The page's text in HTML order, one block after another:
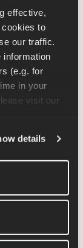
effective,
to
our traffic.
information
(e.g. for
in your
details
excessivo.
pequenas
de crédito.
ou pegar o
longas
com
que preferem
shorts de
rua, o que os